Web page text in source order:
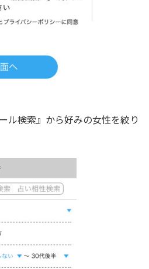
ル検索』から好みの女性を絞り